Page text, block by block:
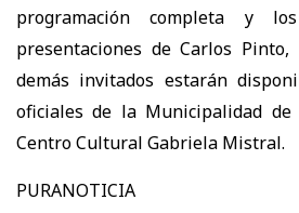
programación completa y
presentaciones de Carlos
demás invitados estarán
oficiales de la Municipalidad
Centro Cultural Gabriela Mistral.
PURANOTICIA